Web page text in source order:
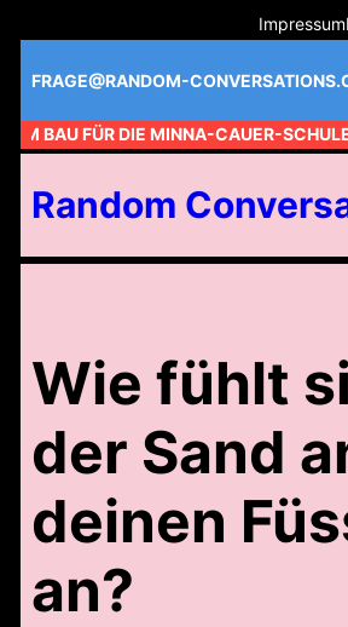
Inhalt
springen
Impressum
FRAGE@RANDOM-
AM BAU FÜR DIE MINNA-CAUER-
Random
Wie fühlt
der Sand
deinen
an?